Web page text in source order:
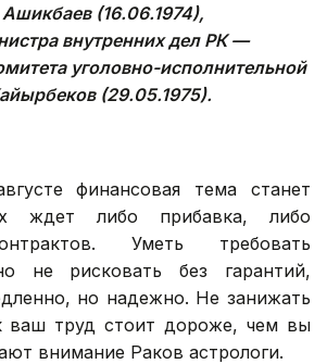
(16.06.1974),
внутренних дел РК —
уголовно-исполнительной
(29.05.1975).
финансовая тема станет
ждет либо прибавка, либо
Уметь требовать
не рисковать без гарантий,
но надежно. Не занижать
ваш труд стоит дороже, чем вы
внимание Раков астрологи.